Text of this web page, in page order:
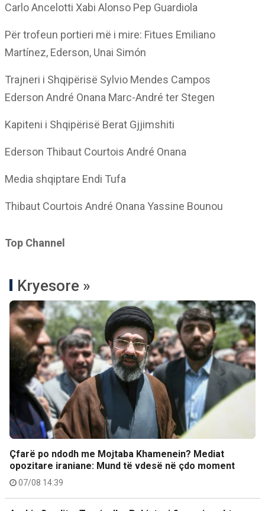
Carlo Ancelotti Xabi Alonso Pep Guardiola
Për trofeun portieri më i mire: Fitues Emiliano
Martínez, Ederson, Unai Simón
Trajneri i Shqipërisë Sylvio Mendes Campos
Ederson André Onana Marc-André ter Stegen
Kapiteni i Shqipërisë Berat Gjjimshiti
Ederson Thibaut Courtois André Onana
Media shqiptare Endi Tufa
Thibaut Courtois André Onana Yassine Bounou
Top Channel
Kryesore »
Çfarë po ndodh me Mojtaba Khamenein? Mediat
opozitare iraniane: Mund të vdesë në çdo moment
07/08 14:39